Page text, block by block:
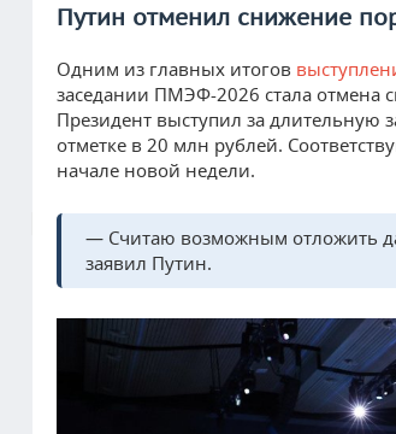
Путин отменил снижение
Одним из главных итогов
заседании ПМЭФ-2026 стала отмена
Президент выступил за длительную
отметке в 20 млн рублей.
начале новой недели.
— Считаю возможным отложить
заявил Путин.